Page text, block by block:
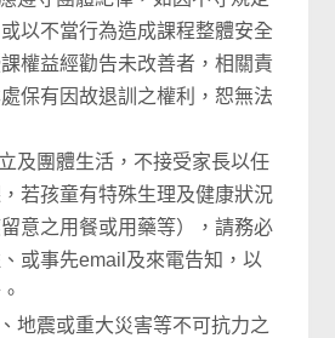
以不當行為造成課程整體安全
權益經勸告未改善者，相關責
保有因故退訓之權利，恕無法
及團體生活，不接受家長以任
若孩童有特殊生理及健康狀況
留意之用餐或用藥等），請務必
或事先email及來電告知，以
地震或重大災害等不可抗力之